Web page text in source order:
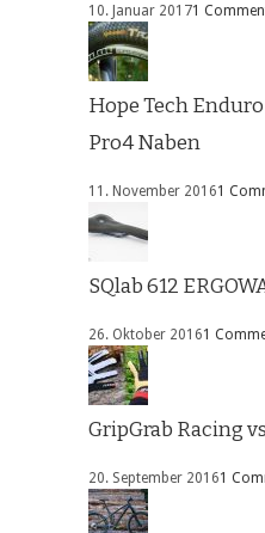
10. Januar 20171
Hope Tech
Pro4 Naben
11. November 20161
SQlab 612
26. Oktober 20161
GripGrab Racing
20. September 20161